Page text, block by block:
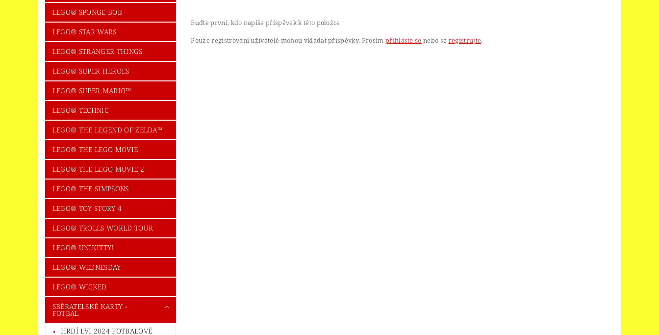
LEGO® SPONGE BOB
LEGO® STAR WARS
LEGO® STRANGER THINGS
LEGO® SUPER HEROES
LEGO® SUPER MARIO™
LEGO® TECHNIC
LEGO® THE LEGEND OF ZELDA™
LEGO® THE LEGO MOVIE
LEGO® THE LEGO MOVIE 2
LEGO® THE SIMPSONS
LEGO® TOY STORY 4
LEGO® TROLLS WORLD TOUR
LEGO® UNIKITTY!
LEGO® WEDNESDAY
LEGO® WICKED
SBĚRATELSKÉ KARTY -
FOTBAL
HRDÍ LVI 2024 FOTBALOVÉ
Buďte první, kdo napíše příspěvek k této položce.
Pouze registrovaní uživatelé mohou vkládat příspěvky. Prosím přihlaste se nebo se registrujte.